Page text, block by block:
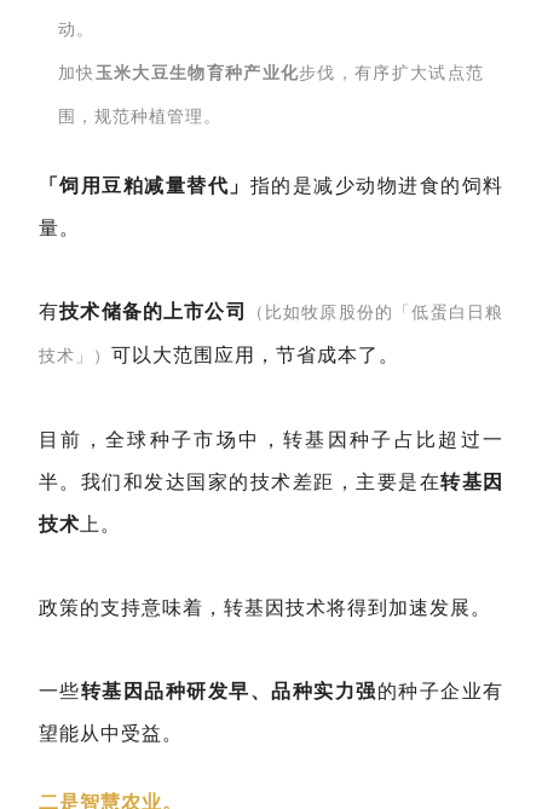
动。
加快玉米大豆生物育种产业化步伐，有序扩大试点范
围，规范种植管理。
「饲用豆粕减量替代」 指的是减少动物进食的饲料
量。
有技术储备的上市公司 （比如牧原股份的「低蛋白日粮
技术」） 可以大范围应用，节省成本了。
目前，全球种子市场中，转基因种子占比超过一
半。我们和发达国家的技术差距，主要是在转基因
技术 上。
政策的支持意味着，转基因技术将得到加速发展。
一些转基因品种研发早、品种实力强的种子企业有
望能从中受益。
二是智慧农业。